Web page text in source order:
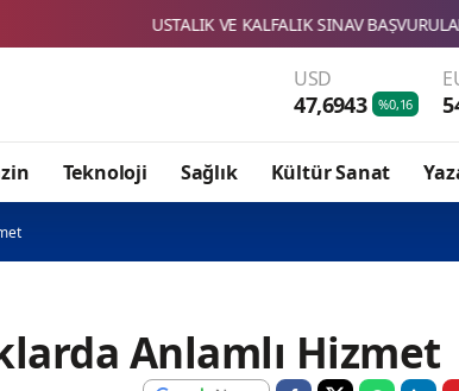
USTALIK VE KALFALIK SINAV BAŞVURULARI BAŞLADI
USD
47,6943 %0,16
Teknoloji Sağlık Kültür Sanat
Anlamlı Hizmet